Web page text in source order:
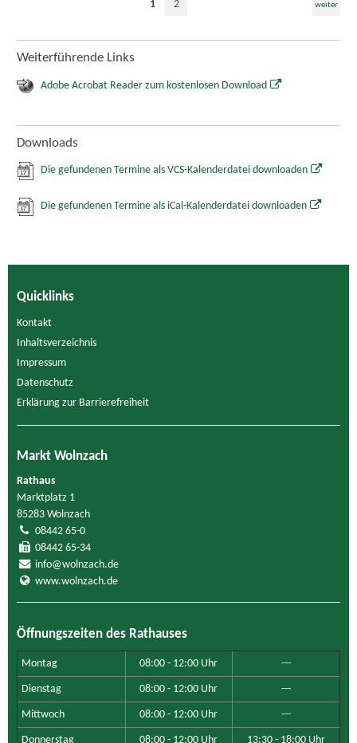
1 2 weiter
Weiterführende Links
Adobe Acrobat Reader zum kostenlosen Download
Downloads
Die gefundenen Termine als VCS-Kalenderdatei downloaden
Die gefundenen Termine als iCal-Kalenderdatei downloaden
Quicklinks
Kontakt
Inhaltsverzeichnis
Impressum
Datenschutz
Erklärung zur Barrierefreiheit
Markt Wolnzach
Rathaus
Marktplatz 1
85283 Wolnzach
08442 65-0
08442 65-34
info@wolnzach.de
www.wolnzach.de
Öffnungszeiten des Rathauses
Montag 08:00 - 12:00 Uhr ---
Dienstag 08:00 - 12:00 Uhr ---
Mittwoch 08:00 - 12:00 Uhr ---
Donnerstag 08:00 - 12:00 Uhr 13:30 - 18:00 Uhr